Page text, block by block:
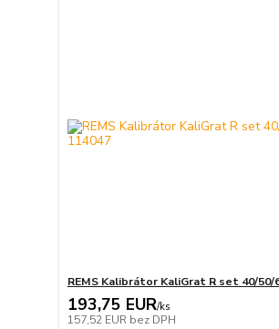
REMS Kalibrátor KaliGrat R set 40/50/
193,75 EUR/ks
157,52 EUR bez DPH